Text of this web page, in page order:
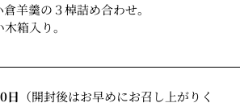
羊羹の３棹詰め合わせ。
箱入り。
日 （開封後はお早めにお召し上がりく